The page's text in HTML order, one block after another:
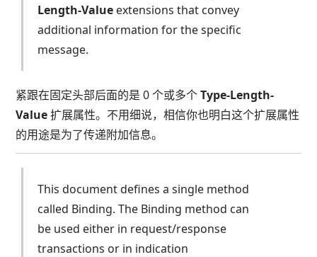
Length-Value extensions that convey
additional information for the specific
message.
紧跟在固定头部后面的是 0 个或多个Type-Length-
Value扩展属性。不用细说，相信你也明白这个扩展属性
的用途是为了传递附加信息。
This document defines a single method
called Binding. The Binding method can
be used either in request/response
transactions or in indication